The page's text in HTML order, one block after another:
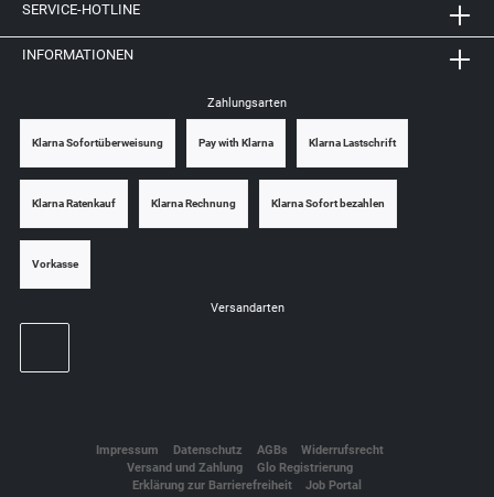
SERVICE-HOTLINE
INFORMATIONEN
Zahlungsarten
Klarna Sofortüberweisung Pay with Klarna Klarna Lastschrift
Klarna Ratenkauf Klarna Rechnung Klarna Sofort bezahlen
Vorkasse
Versandarten
Impressum Datenschutz AGBs
Widerrufsrecht
Versand und Zahlung
Glo Registrierung
Erklärung zur Barrierefreiheit
Job Portal